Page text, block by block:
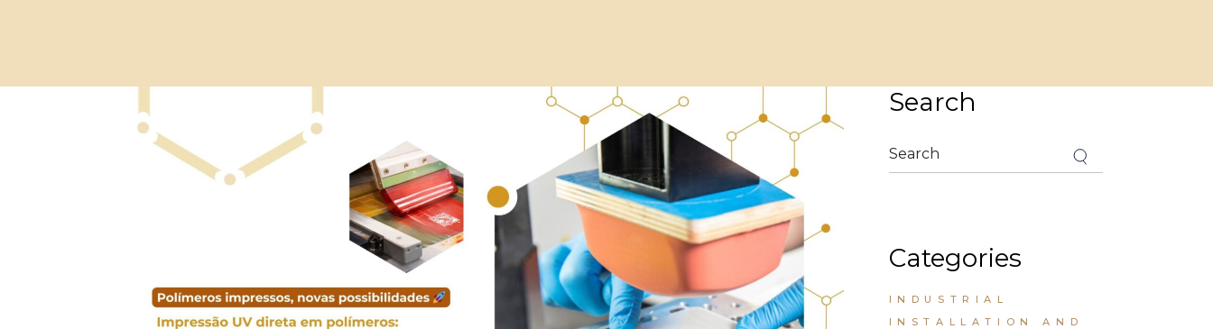
Search
Categories
INDUSTRIAL
INSTALLATION AND